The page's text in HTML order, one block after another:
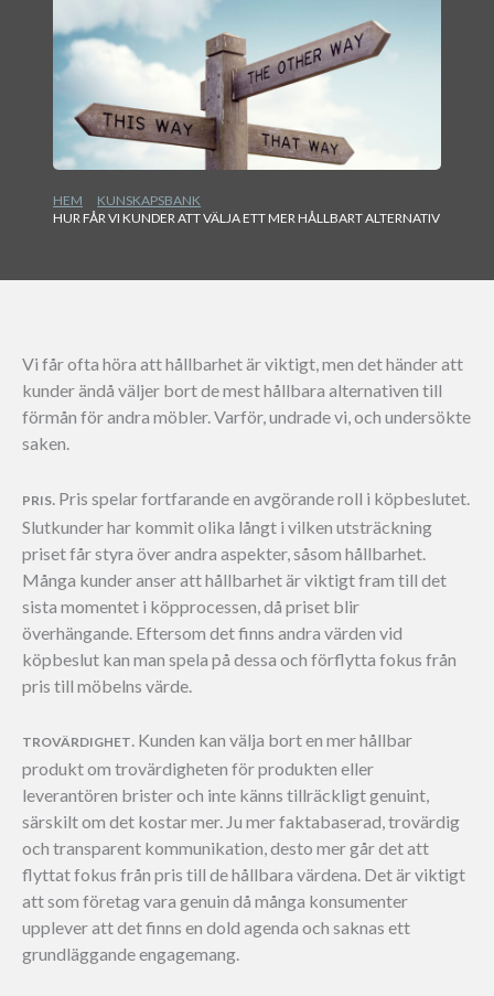
HEM
KUNSKAPSBANK
HUR FÅR VI KUNDER ATT VÄLJA ETT MER HÅLLBART ALTERNATIV
Vi får ofta höra att hållbarhet är viktigt, men det händer att
kunder ändå väljer bort de mest hållbara alternativen till
förmån för andra möbler. Varför, undrade vi, och undersökte
saken.
PRIS . Pris spelar fortfarande en avgörande roll i köpbeslutet.
Slutkunder har kommit olika långt i vilken utsträckning
priset får styra över andra aspekter, såsom hållbarhet.
Många kunder anser att hållbarhet är viktigt fram till det
sista momentet i köpprocessen, då priset blir
överhängande. Eftersom det finns andra värden vid
köpbeslut kan man spela på dessa och förflytta fokus från
pris till möbelns värde.
TROVÄRDIGHET. Kunden kan välja bort en mer hållbar
produkt om trovärdigheten för produkten eller
leverantören brister och inte känns tillräckligt genuint,
särskilt om det kostar mer. Ju mer faktabaserad, trovärdig
och transparent kommunikation, desto mer går det att
flyttat fokus från pris till de hållbara värdena. Det är viktigt
att som företag vara genuin då många konsumenter
upplever att det finns en dold agenda och saknas ett
grundläggande engagemang.